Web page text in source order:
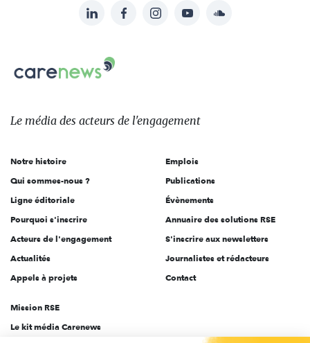
sur:
LinkedInFacebookInstagramYouTubeSoundcloud
Le
des
l'engagement
Le média des acteurs de l'engagement
Notre histoire
Qui sommes-nous ?
Ligne éditoriale
Pourquoi s'inscrire
Acteurs de l'engagement
Actualités
Appels à projets
Emplois
Publications
Évènements
Annuaire des solutions RSE
S'inscrire aux newsletters
Journalistes et rédacteurs
Contact
Mission RSE
Le kit média Carenews